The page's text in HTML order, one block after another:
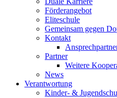
Förderangebot
Eliteschule
Gemeinsam gegen
Kontakt
Partner
Weitere
News
Verantwortung
Kinder- &